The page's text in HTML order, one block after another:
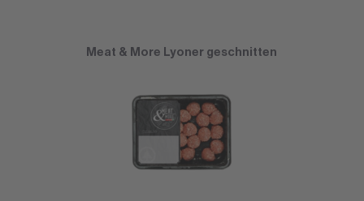
Meat & More Lyoner geschnitten